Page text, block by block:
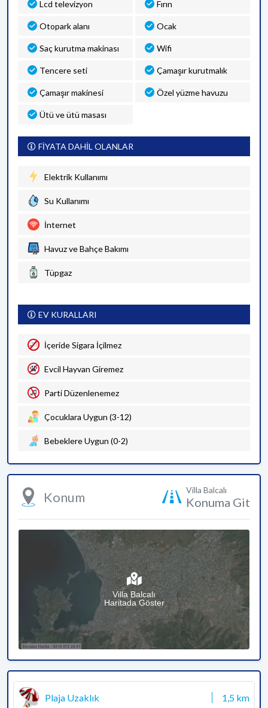
Lcd televizyon Fırın
Otopark alanı Ocak
Saç kurutma makinası Wifi
Tencere seti Çamaşır kurutmalık
Çamaşır makinesi Özel yüzme havuzu
Ütü ve ütü masası
FİYATA DAHİL OLANLAR
Elektrik Kullanımı
Su Kullanımı
İnternet
Havuz ve Bahçe Bakımı
Tüpgaz
EV KURALLARI
İçeride Sigara İçilmez
Evcil Hayvan Giremez
Parti Düzenlenemez
Çocuklara Uygun (3-12)
Bebeklere Uygun (0-2)
Konum Villa Balcalı
Konuma Git
Villa Balcalı
Haritada Göster
Plaja Uzaklık 1,5 km